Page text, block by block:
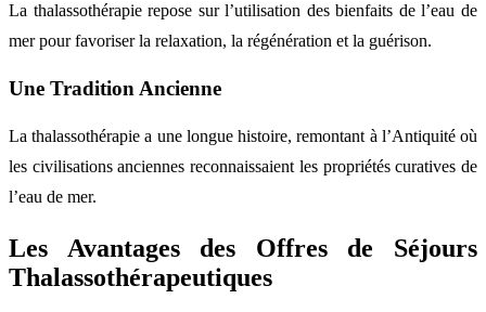
La thalassothérapie repose sur l’utilisation des bienfaits de l’eau de
mer pour favoriser la relaxation, la régénération et la guérison.
Une Tradition Ancienne
La thalassothérapie a une longue histoire, remontant à l’Antiquité où
les civilisations anciennes reconnaissaient les propriétés curatives de
l’eau de mer.
Les Avantages des Offres de Séjours
Thalassothérapeutiques